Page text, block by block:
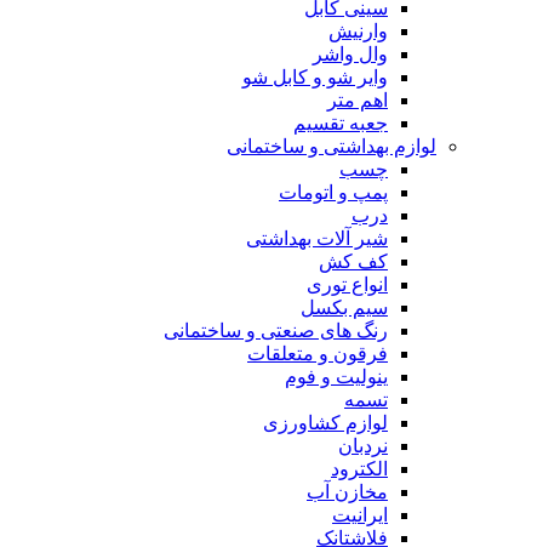
سینی کابل
وارنیش
وال واشر
وایر شو و کابل شو
اهم متر
جعبه تقسیم
لوازم بهداشتی و ساختمانی
چسب
پمپ و اتومات
درب
شیر آلات بهداشتی
کف کش
انواع توری
سیم بکسل
رنگ های صنعتی و ساختمانی
فرقون و متعلقات
ینولیت و فوم
تسمه
لوازم کشاورزی
نردبان
الکترود
مخازن آب
ایرانیت
فلاشتانک